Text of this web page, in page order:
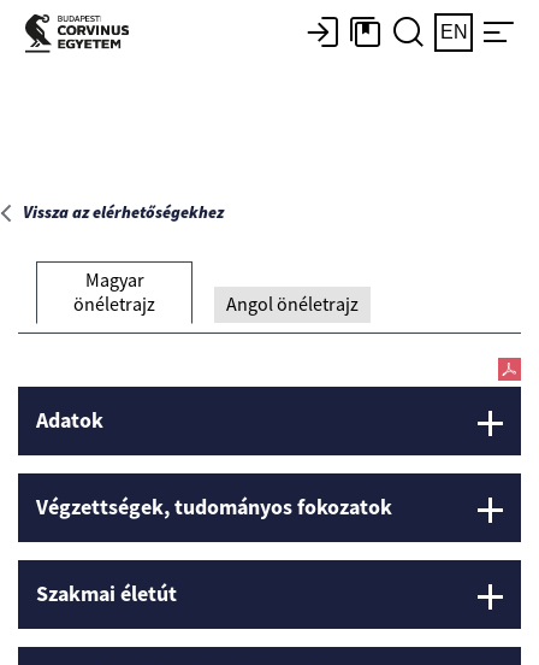
Főoldal
EN
Vissza az elérhetőségekhez
Magyar
önéletrajz
Angol önéletrajz
Adatok
Végzettségek, tudományos fokozatok
Szakmai életút